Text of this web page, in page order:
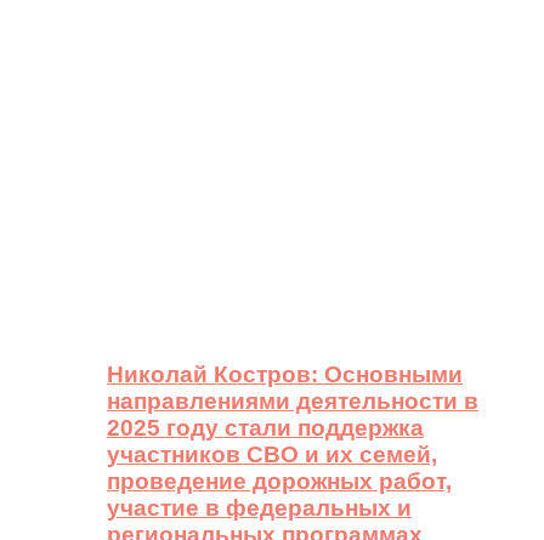
Николай Костров: Основными
направлениями деятельности в
2025 году стали поддержка
участников СВО и их семей,
проведение дорожных работ,
участие в федеральных и
региональных программах